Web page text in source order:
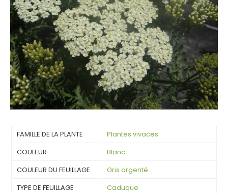
FAMILLE DE LA PLANTE
Plantes vivaces
COULEUR
Blanc
COULEUR DU FEUILLAGE
Gris argenté
TYPE DE FEUILLAGE
Caduque